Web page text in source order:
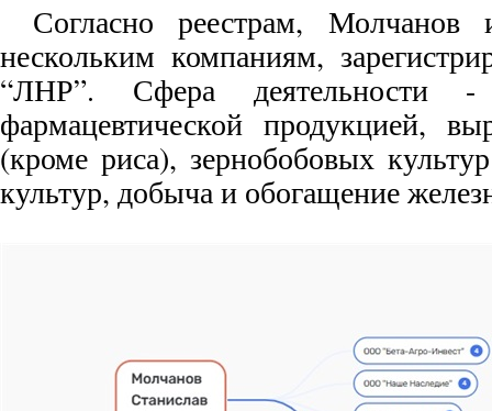
Согласно реестрам,
нескольким компаниям,
“ЛНР”. Сфера деятельности -
фармацевтической продукцией,
(кроме риса), зернобобовых
культур, добыча и обогащение